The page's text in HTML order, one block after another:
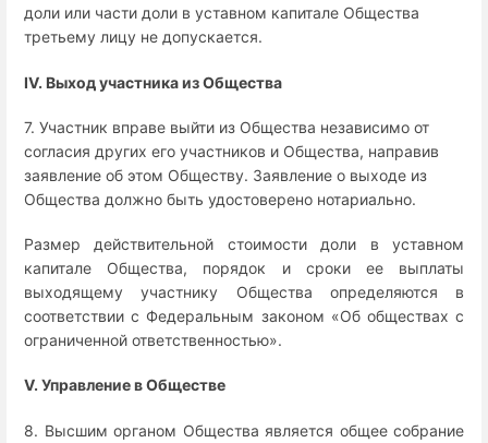
доли или части доли в уставном капитале Общества
третьему лицу не допускается.
IV. Выход участника из Общества
7. Участник вправе выйти из Общества независимо от
согласия других его участников и Общества, направив
заявление об этом Обществу. Заявление о выходе из
Общества должно быть удостоверено нотариально.
Размер действительной стоимости доли в уставном
капитале Общества, порядок и сроки ее выплаты
выходящему участнику Общества определяются в
соответствии с Федеральным законом «Об обществах с
ограниченной ответственностью».
V. Управление в Обществе
8. Высшим органом Общества является общее собрание